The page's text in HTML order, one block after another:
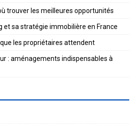
trouver les meilleures opportunités
et sa stratégie immobilière en France
les propriétaires attendent
: aménagements indispensables à